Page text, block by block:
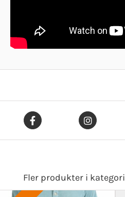
Fler produkter i kategori